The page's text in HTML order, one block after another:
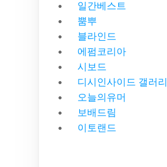
일간베스트
뿜뿌
블라인드
에펌코리아
시보드
디시인사이드 갤러리
오늘의유머
보배드림
이토랜드